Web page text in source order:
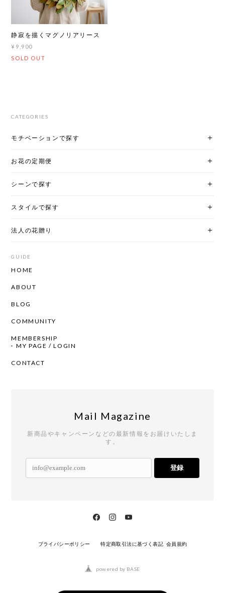
静寂を描くマグノリアリース
¥9,900
SOLD OUT
CATEGORIES
モチベーションで探す
お花の定期便
シーンで探す
スタイルで探す
法人の花贈り
GUIDE
HOME
ABOUT
BLOG
COMMUNITY
MEMBERSHIP
MY PAGE / LOGIN
CONTACT
Mail Magazine
新商品やキャンペーンなどの最新情報をお届けいたしま
す。
登録
プライバシーポリシー 特定商取引法に基づく表記 会員規約
powered by BASE